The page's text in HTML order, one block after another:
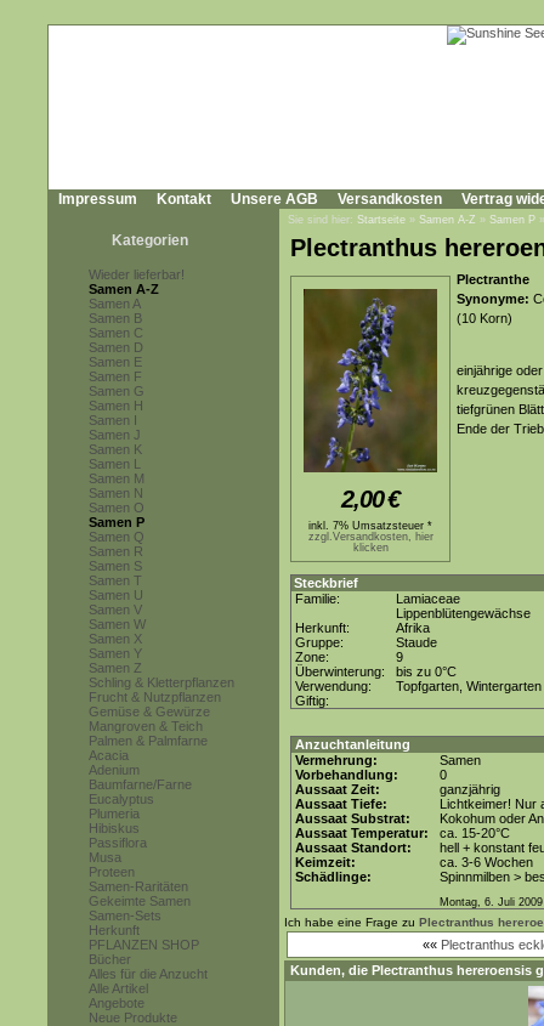
Impressum Kontakt Unsere AGB Versandkosten Vertrag
Kategorien
Wieder lieferbar!
Samen A-Z
Samen A
Samen B
Samen C
Samen D
Samen E
Samen F
Samen G
Samen H
Samen I
Samen J
Samen K
Samen L
Samen M
Samen N
Samen O
Samen P
Samen Q
Samen R
Samen S
Samen T
Samen U
Samen V
Samen W
Samen X
Samen Y
Samen Z
Schling & Kletterpflanzen
Frucht & Nutzpflanzen
Gemüse & Gewürze
Mangroven & Teich
Palmen & Palmfarne
Acacia
Adenium
Baumfarne/Farne
Eucalyptus
Plumeria
Hibiskus
Passiflora
Musa
Proteen
Samen-Raritäten
Gekeimte Samen
Samen-Sets
Herkunft
PFLANZEN SHOP
Bücher
Alles für die Anzucht
Alle Artikel
Angebote
Neue Produkte
Sie sind hier: Startseite » Samen A-Z » Samen P
Plectranthus
2,00€
inkl. 7% Umsatzsteuer *
zzgl.Versandkosten, hier
klicken
Plectranthe
Synonyme:
(10 Korn)
einjährige
tiefgrünen
Ende der
Steckbrief
Familie:
Lamiaceae
Lippenblütengewächse
Herkunft:
Afrika
Gruppe:
Staude
Zone:
9
Überwinterung:
bis zu 0°C
Verwendung:
Topfgarten, Wintergarten
Giftig:
Anzuchtanleitung
Vermehrung:
Samen
Vorbehandlung:
0
Aussaat Zeit:
ganzjährig
Aussaat Tiefe:
Lichtkeimer! Nur
Aussaat Substrat:
Kokohum oder
Aussaat Temperatur:
ca. 15-20°C
Aussaat Standort:
hell + konstant
Keimzeit:
ca. 3-6 Wochen
Schädlinge:
Spinnmilben >
Montag, 6. Juli 2009
Ich habe eine Frage zu Plectranthus
«« Plectranthus
Kunden, die Plectranthus hereroensis